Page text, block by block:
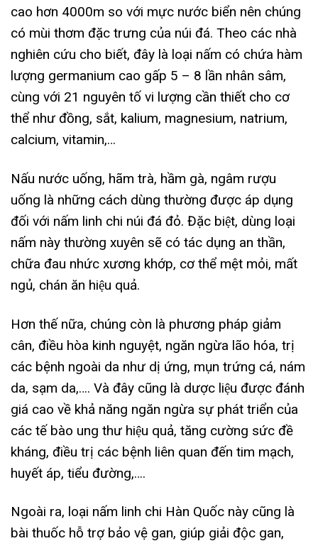
cao hơn 4000m so với mực nước biển nên chúng
có mùi thơm đặc trưng của núi đá. Theo các nhà
nghiên cứu cho biết, đây là loại nấm có chứa hàm
lượng germanium cao gấp 5 – 8 lần nhân sâm,
cùng với 21 nguyên tố vi lượng cần thiết cho cơ
thể như đồng, sắt, kalium, magnesium, natrium,
calcium, vitamin,…
Nấu nước uống, hãm trà, hầm gà, ngâm rượu
uống là những cách dùng thường được áp dụng
đối với nấm linh chi núi đá đỏ. Đặc biệt, dùng loại
nấm này thường xuyên sẽ có tác dụng an thần,
chữa đau nhức xương khớp, cơ thể mệt mỏi, mất
ngủ, chán ăn hiệu quả.
Hơn thế nữa, chúng còn là phương pháp giảm
cân, điều hòa kinh nguyệt, ngăn ngừa lão hóa, trị
các bệnh ngoài da như dị ứng, mụn trứng cá, nám
da, sạm da,…. Và đây cũng là dược liệu được đánh
giá cao về khả năng ngăn ngừa sự phát triển của
các tế bào ung thư hiệu quả, tăng cường sức đề
kháng, điều trị các bệnh liên quan đến tim mạch,
huyết áp, tiểu đường,….
Ngoài ra, loại nấm linh chi Hàn Quốc này cũng là
bài thuốc hỗ trợ bảo vệ gan, giúp giải độc gan,